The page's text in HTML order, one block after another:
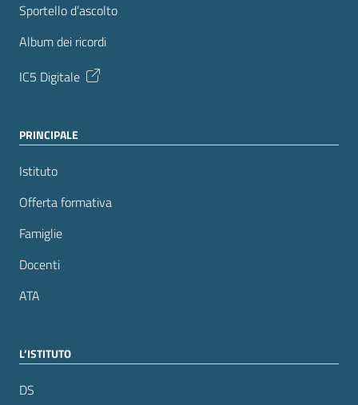
Sportello d’ascolto
Album dei ricordi
IC5 Digitale
PRINCIPALE
Istituto
Offerta formativa
Famiglie
Docenti
ATA
L’ISTITUTO
DS